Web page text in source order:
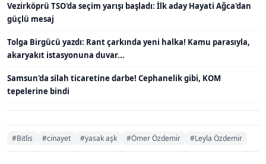
Vezirköprü TSO'da seçim yarışı başladı: İlk aday Hayati Ağca'dan
güçlü mesaj
Tolga Birgücü yazdı: Rant çarkında yeni halka! Kamu parasıyla,
akaryakıt istasyonuna duvar...
Samsun'da silah ticaretine darbe! Cephanelik gibi, KOM
tepelerine bindi
#Bitlis #cinayet #yasak aşk #Ömer Özdemir #Leyla Özdemir